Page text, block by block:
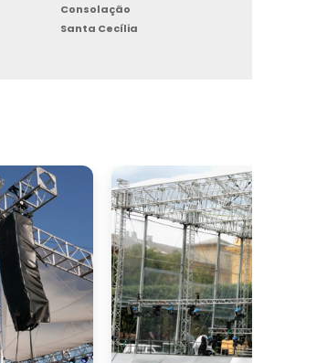
Consolação
Santa Cecília